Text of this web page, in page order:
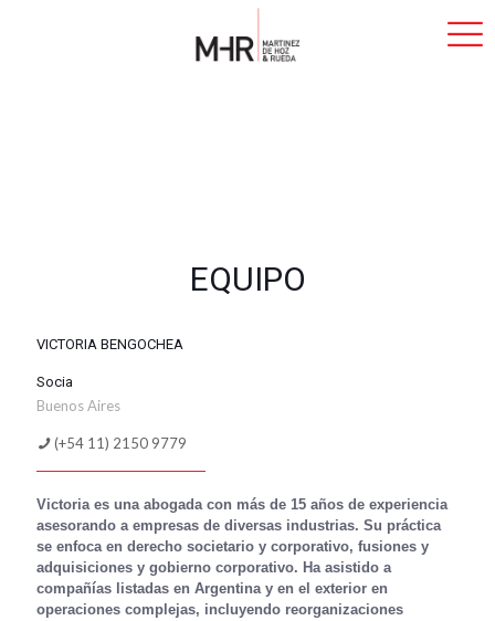
EQUIPO
VICTORIA BENGOCHEA
Socia
Buenos Aires
(+54 11) 2150 9779
Victoria es una abogada con más de 15 años de experiencia
asesorando a empresas de diversas industrias. Su práctica
se enfoca en derecho societario y corporativo, fusiones y
adquisiciones y gobierno corporativo. Ha asistido a
compañías listadas en Argentina y en el exterior en
operaciones complejas, incluyendo reorganizaciones